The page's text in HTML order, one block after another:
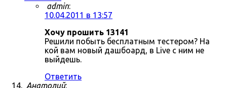
admin:
10.04.2011 в 13:57
Хочу прошить 13141
Решили побыть бесплатным тестером? На
кой вам новый дашбоард, в Live с ним не
выйдешь.
Ответить
Анатолий: